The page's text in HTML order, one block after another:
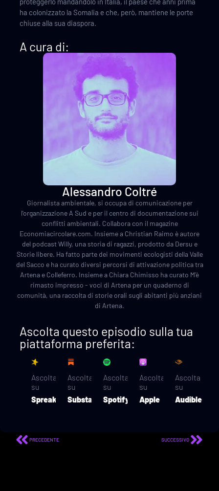
ha colonizzato la Somalia e che, però, mantiene le porte
chiuse alla sua diaspora.
A cura di:
Alessandro Coltré
Giornalista ambientale, si occupa di comunicazione per
l'organizzazione A Sud e per il centro di documentazione sui
conflitti ambientali. Collabora con il magazine
Economiacircolare.com. Insieme a Christian Raimo è autore
del podcast Willy, una storia di ragazzi, prodotto da Dersu e
Storie libere. Ha fatto parte dei movimenti ecologisti della Valle
del Sacco e ha curato diversi percorsi di attivazione politica tra
Artena e Colleferro. Insieme a Chiara Chimisso ha curato M'è
rimasto impresso - voci di Artena per un quaderno di
comunità, una raccolta di storie orali sugli abitanti più anziani
di Artena.
Ascolta questo episodio sulla tua
piattaforma preferita:
Ascolta
su
Spreaker
Ascolta
su
Substack
Ascolta
su
Spotify
Ascolta
su
Apple
Ascolta
su
Audible
PRECEDENTE SUCCESSIVO